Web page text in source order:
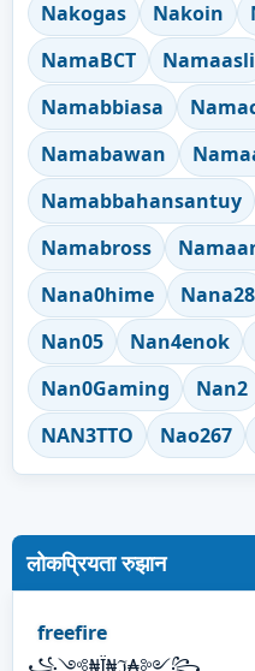
Nakogas Nakoin
NamaBCT
Namaasli
Namabbiasa
Namabawan
Namabbahansantuy
Namabross
Nana0hime
Nana28
Nan05
Nan4enok
Nan0Gaming
Nan2
NAN3TTO
Nao267
लोकप्रियता रुझान
freefire